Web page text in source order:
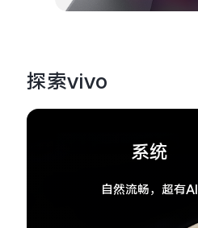
探索vivo
系统
自然流畅，超有AI